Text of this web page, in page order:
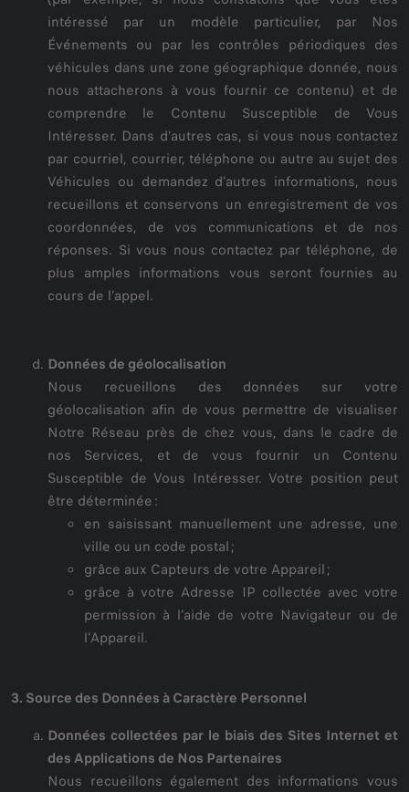
intéressé par un modèle particulier, par Nos
Événements ou par les contrôles périodiques des
véhicules dans une zone géographique donnée, nous
nous attacherons à vous fournir ce contenu) et de
comprendre le Contenu Susceptible de Vous
Intéresser. Dans d’autres cas, si vous nous contactez
par courriel, courrier, téléphone ou autre au sujet des
Véhicules ou demandez d’autres informations, nous
recueillons et conservons un enregistrement de vos
coordonnées, de vos communications et de nos
réponses. Si vous nous contactez par téléphone, de
plus amples informations vous seront fournies au
cours de l’appel.
Données de géolocalisation
Nous recueillons des données sur votre
géolocalisation afin de vous permettre de visualiser
Notre Réseau près de chez vous, dans le cadre de
nos Services, et de vous fournir un Contenu
Susceptible de Vous Intéresser. Votre position peut
être déterminée :
en saisissant manuellement une adresse, une
ville ou un code postal ;
grâce aux Capteurs de votre Appareil ;
grâce à votre Adresse IP collectée avec votre
permission à l’aide de votre Navigateur ou de
l’Appareil.
3. Source des Données à Caractère Personnel
Données collectées par le biais des Sites Internet et
des Applications de Nos Partenaires
Nous recueillons également des informations vous